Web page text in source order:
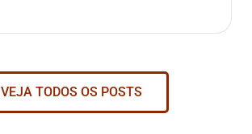
VEJA TODOS OS POSTS